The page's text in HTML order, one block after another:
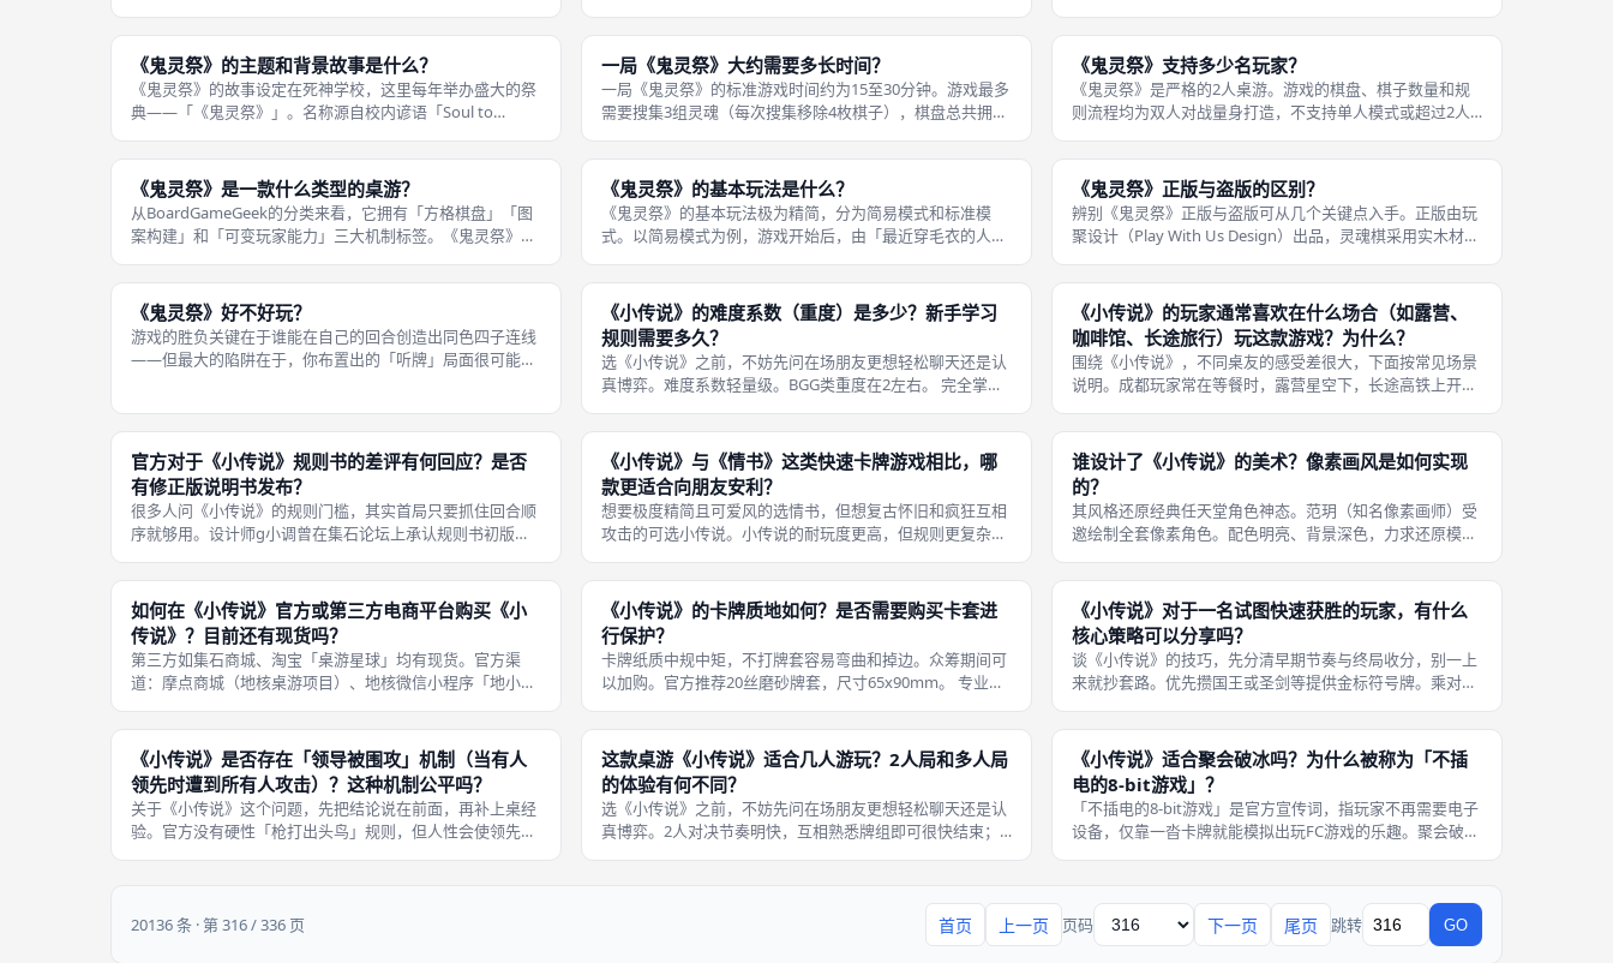
由选择使用红色面朝上或绿色面朝上，没有颜色归属限制。
到了「搜棋」阶段，只要棋盘上有四
和「恐慌灵魂」）；1张布面灵魂棋盘（可折叠，25格5×5布
局）；7张角色
精致的配件和富有童趣的美术风格著称。 除了《鬼灵祭》，
玩聚设计的其他
《鬼灵祭》的主题和背景故事是什么？
《鬼灵祭》的故事设定在死神学校，这里每年举办盛大的祭
典——「《鬼灵祭》」。名称源自校内谚语「Soul to
当作一场比赛，彼此较量搜集灵魂的速度，最终解决了这场
幽冥危机。相传多年前，死
一局《鬼灵祭》大约需要多长时间？
一局《鬼灵祭》的标准游戏时间约为15至30分钟。游戏最多
需要搜集3组灵魂（每次搜集移除4枚棋子），棋盘总共拥有
往在10分钟左右即可决出胜负。在Board Game Arena平台
上的公
《鬼灵祭》支持多少名玩家？
《鬼灵祭》是严格的2人桌游。游戏的棋盘、棋子数量和规
则流程均为双人对战量身打造，不支持单人模式或超过2人
进行练习对局，但这并非官方规则。 结合常见翻车点：第一
次教学别追求讲全，先保证第一局
《鬼灵祭》是一款什么类型的桌游？
从BoardGameGeek的分类来看，它拥有「方格棋盘」「图
案构建」和「可变玩家能力」三大机制标签。《鬼灵祭》是
Game）。 游戏融合了五子棋的「连线」要素与黑白棋的
「翻
《鬼灵祭》的基本玩法是什么？
《鬼灵祭》的基本玩法极为精简，分为简易模式和标准模
式。以简易模式为例，游戏开始后，由「最近穿毛衣的人」
「下棋」——从供应区拿取一枚灵魂棋（红面或绿面朝上，
可任选），放入棋盘任一空格中；第二
《鬼灵祭》正版与盗版的区别？
辨别《鬼灵祭》正版与盗版可从几个关键点入手。正版由玩
聚设计（Play With Us Design）出品，灵魂棋采用实木材质
的精装盒中。 角色卡牌印刷精细，规则书采用全彩设计。盗
版通常将实
《鬼灵祭》好不好玩？
游戏的胜负关键在于谁能在自己的回合创造出同色四子连线
——但最大的陷阱在于，你布置出的「听牌」局面很可能在
充满紧张感。游戏规则可以在30
《小传说》的难度系数（重度）是多少？新手学习
规则需要多久？
选《小传说》之前，不妨先问在场朋友更想轻松聊天还是认
真博弈。难度系数轻量级。BGG类重度在2左右。 完全掌握
打。全程没有回合外响应复杂权。站内口味/耐玩标注大约
是1与2，只作相对参考，和当
《小传说》的玩家通常喜欢在什么场合（如露营、
咖啡馆、长途旅行）玩这款游戏？为什么？
围绕《小传说》，不同桌友的感受差很大，下面按常见场景
说明。成都玩家常在等餐时，露营星空下，长途高铁上开一
一局，不像德式重策需要大桌子。 绝对是火车旅行的神器。
站内口味/耐玩标注大约是1与2
官方对于《小传说》规则书的差评有何回应？是否
有修正版说明书发布？
很多人问《小传说》的规则门槛，其实首局只要抓住回合顺
序就够用。设计师g小调曾在集石论坛上承认规则书初版不
下载电子补充文档。结合常见翻车点：遇到模棱两可的图
标，先统一一个桌规并写在便签上。
《小传说》与《情书》这类快速卡牌游戏相比，哪
款更适合向朋友安利？
想要极度精简且可爱风的选情书，但想复古怀旧和疯狂互相
攻击的可选小传说。小传说的耐玩度更高，但规则更复杂。
清在场谁怕冲突、谁爱争胜，再决定是否上高互动款。情侣
局避开强对抗计分，默契合作类通
谁设计了《小传说》的美术？像素画风是如何实现
的？
其风格还原经典任天堂角色神态。范玥（知名像素画师）受
邀绘制全套像素角色。配色明亮、背景深色，力求还原模拟
说》的世界中，带领不同阵营的角色，相互争斗掠夺，最快
积累到财富的玩家将获得游戏的胜
如何在《小传说》官方或第三方电商平台购买《小
传说》？目前还有现货吗？
第三方如集石商城、淘宝「桌游星球」均有现货。官方渠
道：摩点商城（地核桌游项目）、地核微信小程序「地小
50元上下。若还想再稳一点：别在规则还没讲完时发手牌，
注意力会被吸走。开局前先约定「提
《小传说》的卡牌质地如何？是否需要购买卡套进
行保护？
卡牌纸质中规中矩，不打牌套容易弯曲和掉边。众筹期间可
以加购。官方推荐20丝磨砂牌套，尺寸65x90mm。 专业成
把《小传说》的关键提示写成两张小卡片，比反复翻书更友
好。备用袋装分离牌库与弃
《小传说》对于一名试图快速获胜的玩家，有什么
核心策略可以分享吗？
谈《小传说》的技巧，先分清早期节奏与终局收分，别一上
来就抄套路。优先攒国王或圣剑等提供金标符号牌。乘对手
女巫偷走对方卫兵，以免被格挡。同时要留意自己没有被迫
害。上桌时可以留意：收纳时按下
《小传说》是否存在「领导被围攻」机制（当有人
领先时遭到所有人攻击）？这种机制公平吗？
关于《小传说》这个问题，先把结论说在前面，再补上桌经
验。官方没有硬性「枪打出头鸟」规则，但人性会使领先者
这款桌游《小传说》适合几人游玩？2人局和多人局
的体验有何不同？
选《小传说》之前，不妨先问在场朋友更想轻松聊天还是认
真博弈。2人对决节奏明快，互相熟悉牌组即可很快结束；
《小传说》适合聚会破冰吗？为什么被称为「不插
电的8-bit游戏」？
「不插电的8-bit游戏」是官方宣传词，指玩家不再需要电子
设备，仅靠一沓卡牌就能模拟出玩FC游戏的乐趣。聚会破冰
合不合拍更关键。若还
20136 条 · 第 316 / 336 页
首页 上一页 页码 下一页 尾页 跳转 GO